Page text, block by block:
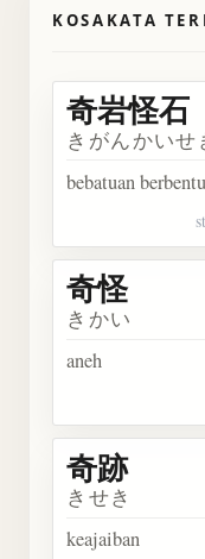
KOSAKATA
奇岩怪石
きがんかいせ
bebatuan
奇怪
きかい
aneh
奇跡
きせき
keajaiban